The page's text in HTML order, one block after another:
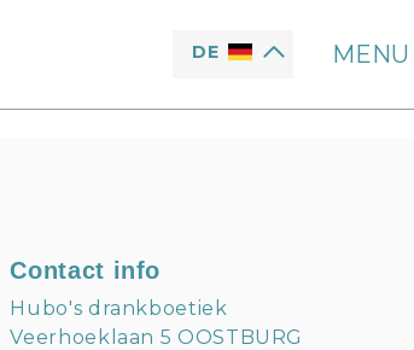
DE MENU
Contact info
Hubo's drankboetiek
Veerhoeklaan 5 OOSTBURG